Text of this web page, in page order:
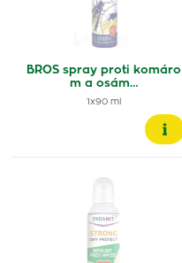
BROS spray proti komáro
m a osám…
1x90 ml